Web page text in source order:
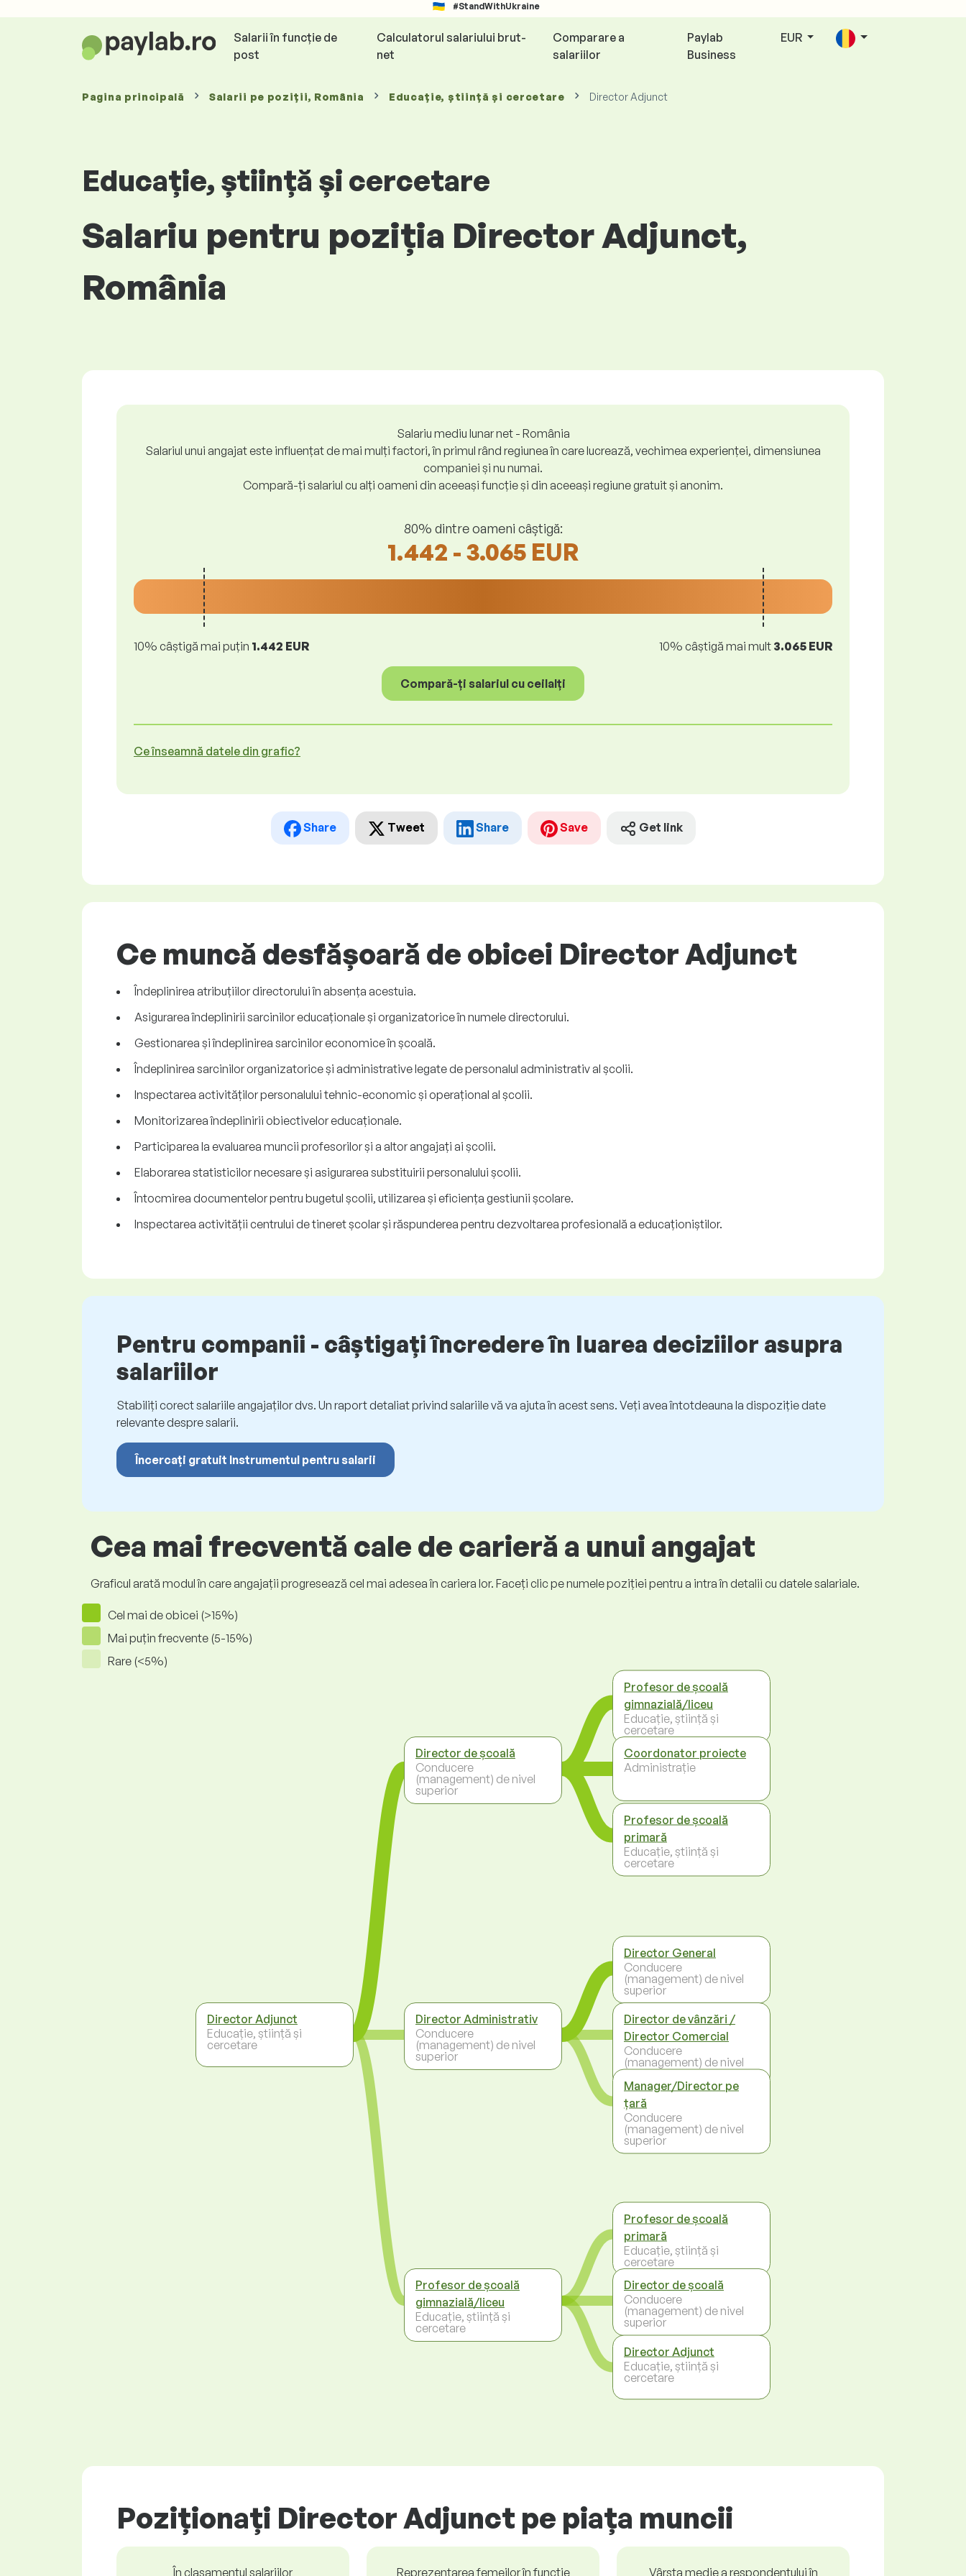
#StandWithUkraine
Salarii în funcție de
post
Calculatorul salariului brut-
net
Comparare a
salariilor
Paylab
Business
EUR
Pagina principală Salarii pe poziții, România Educație, știință și cercetare Director Adjunct
Educație, știință și cercetare
Salariu pentru poziția Director Adjunct,
România
Salariu mediu lunar net - România
Salariul unui angajat este influențat de mai mulți factori, în primul rând regiunea în care lucrează, vechimea experienței, dimensiunea
companiei și nu numai.
Compară-ți salariul cu alți oameni din aceeași funcție și din aceeași regiune gratuit și anonim.
80% dintre oameni câștigă:
1.442 - 3.065 EUR
10% câștigă mai puțin 1.442 EUR 10% câștigă mai mult 3.065 EUR
Compară-ți salariul cu ceilalți
Ce înseamnă datele din grafic?
Share Tweet Share Save Get link
Ce muncă desfășoară de obicei Director Adjunct
Îndeplinirea atribuțiilor directorului în absența acestuia.
Asigurarea îndeplinirii sarcinilor educaționale și organizatorice în numele directorului.
Gestionarea și îndeplinirea sarcinilor economice în școală.
Îndeplinirea sarcinilor organizatorice și administrative legate de personalul administrativ al școlii.
Inspectarea activităților personalului tehnic-economic și operațional al școlii.
Monitorizarea îndeplinirii obiectivelor educaționale.
Participarea la evaluarea muncii profesorilor și a altor angajați ai școlii.
Elaborarea statisticilor necesare și asigurarea substituirii personalului școlii.
Întocmirea documentelor pentru bugetul școlii, utilizarea și eficiența gestiunii școlare.
Inspectarea activității centrului de tineret școlar și răspunderea pentru dezvoltarea profesională a educaționiștilor.
Pentru companii - câștigați încredere în luarea deciziilor asupra
salariilor
Stabiliți corect salariile angajaților dvs. Un raport detaliat privind salariile vă va ajuta în acest sens. Veți avea întotdeauna la dispoziție date
relevante despre salarii.
Încercați gratuit Instrumentul pentru salarii
Cea mai frecventă cale de carieră a unui angajat
Graficul arată modul în care angajații progresează cel mai adesea în cariera lor. Faceți clic pe numele poziției pentru a intra în detalii cu datele salariale.
Cel mai de obicei (>15%)
Mai puțin frecvente (5-15%)
Rare (<5%)
Director Adjunct
Educație, știință și
cercetare
Director de școală
Conducere
(management) de nivel
superior
Director Administrativ
Conducere
(management) de nivel
superior
Profesor de școală
gimnazială/liceu
Educație, știință și
cercetare
Profesor de școală
gimnazială/liceu
Educație, știință și
cercetare
Coordonator proiecte
Administrație
Profesor de școală
primară
Educație, știință și
cercetare
Director General
Conducere
(management) de nivel
superior
Director de vânzări /
Director Comercial
Conducere
(management) de nivel
superior
Manager/Director pe
țară
Conducere
(management) de nivel
superior
Profesor de școală
primară
Educație, știință și
cercetare
Director de școală
Conducere
(management) de nivel
superior
Director Adjunct
Educație, știință și
cercetare
Poziționați Director Adjunct pe piața muncii
În clasamentul salariilor Reprezentarea femeilor în funcție Vârsta medie a respondentului în